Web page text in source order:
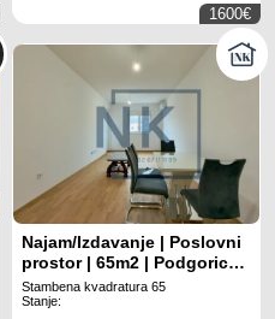
1600€
Najam/Izdavanje | Poslovni
prostor | 65m2 | Podgorica,
Stari Aerodrom
Stambena kvadratura 65
Stanje: